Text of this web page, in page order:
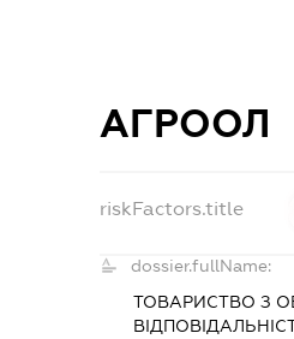
АГРООЛ
riskFactors.title
dossier.fullName:
ТОВАРИСТВО З